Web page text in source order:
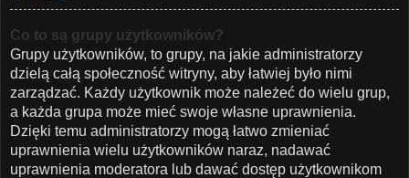
Co to są grupy użytkowników?
Grupy użytkowników, to grupy, na jakie administratorzy
dzielą całą społeczność witryny, aby łatwiej było nimi
zarządzać. Każdy użytkownik może należeć do wielu grup,
a każda grupa może mieć swoje własne uprawnienia.
Dzięki temu administratorzy mogą łatwo zmieniać
uprawnienia wielu użytkowników naraz, nadawać
uprawnienia moderatora lub dawać dostęp użytkownikom